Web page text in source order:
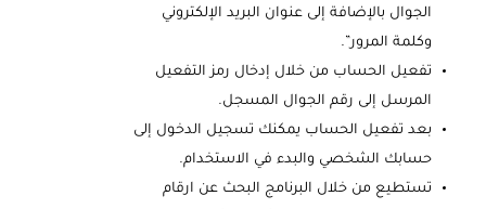
الجوال بالإضافة إلى عنوان البريد الإلكتروني
وكلمة المرور”.
تفعيل الحساب من خلال إدخال رمز التفعيل
المرسل إلى رقم الجوال المسجل.
بعد تفعيل الحساب يمكنك تسجيل الدخول إلى
حسابك الشخصي والبدء في الاستخدام.
تستطيع من خلال البرنامج البحث عن ارقام